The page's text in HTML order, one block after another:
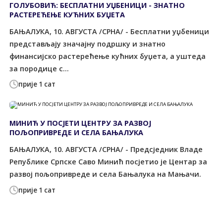
прије 1 сат
ГОЛУБОВИЋ: БЕСПЛАТНИ УЏБЕНИЦИ - ЗНАТНО
РАСТЕРЕЋЕЊЕ КУЋНИХ БУЏЕТА
БАЊАЛУКА, 10. АВГУСТА /СРНА/ - Бесплатни уџбеници
представљају значајну подршку и знатно
финансијско растерећење кућних буџета, а уштеда
за породице с...
прије 1 сат
МИНИЋ У ПОСЈЕТИ ЦЕНТРУ ЗА РАЗВОЈ
ПОЉОПРИВРЕДЕ И СЕЛА БАЊАЛУКА
БАЊАЛУКА, 10. АВГУСТА /СРНА/ - Предсједник Владе
Републике Српске Саво Минић посјетио је Центар за
развој пољопривреде и села Бањалука на Мањачи.